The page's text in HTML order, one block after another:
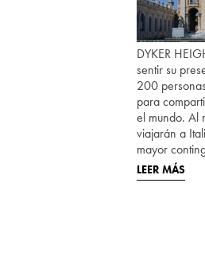
DYKER
sentir su
200
para
el mundo. Al
viajarán a
mayor
LEER MÁS